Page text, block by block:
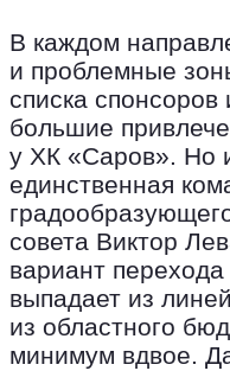
В каждом
и проблемные
списка
большие
у ХК «Саров». Но
единственная
совета Виктор
вариант перехода
выпадает из
из областного
минимум вдвое.